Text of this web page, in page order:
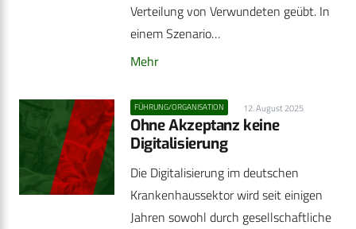
Verteilung von Verwundeten geübt. In
einem Szenario…
Mehr
FÜHRUNG/ORGANISATION 12. August 2025
Ohne Akzeptanz keine
Digitalisierung
Die Digitalisierung im deutschen
Krankenhaussektor wird seit einigen
Jahren sowohl durch gesellschaftliche